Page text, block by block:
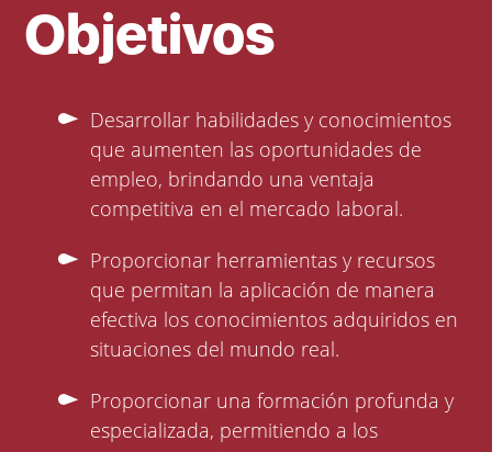
Objetivos
Desarrollar habilidades y conocimientos
que aumenten las oportunidades de
empleo, brindando una ventaja
competitiva en el mercado laboral.
Proporcionar herramientas y recursos
que permitan la aplicación de manera
efectiva los conocimientos adquiridos en
situaciones del mundo real.
Proporcionar una formación profunda y
especializada, permitiendo a los